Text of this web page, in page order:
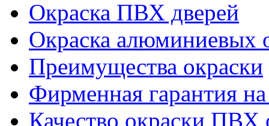
Окраска ПВХ дверей
Окраска алюминиевых
Преимущества окраски
Фирменная гарантия
Качество окраски ПВХ